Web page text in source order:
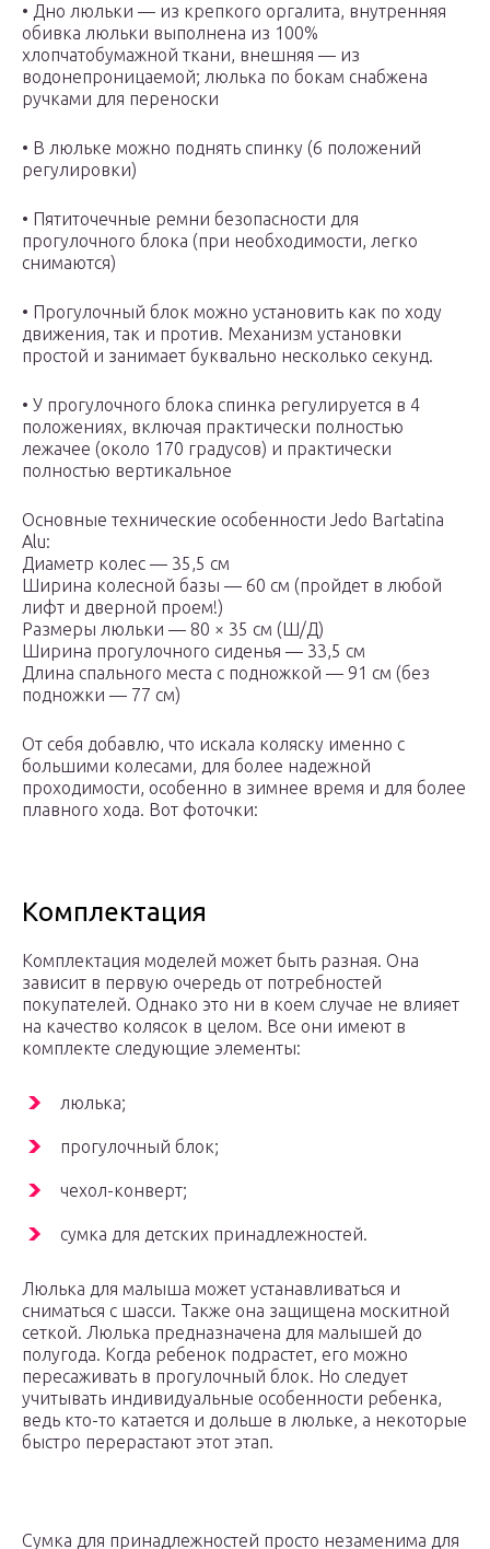
• Дно люльки — из крепкого оргалита, внутренняя
обивка люльки выполнена из 100%
хлопчатобумажной ткани, внешняя — из
водонепроницаемой; люлька по бокам снабжена
ручками для переноски
• В люльке можно поднять спинку (6 положений
регулировки)
• Пятиточечные ремни безопасности для
прогулочного блока (при необходимости, легко
снимаются)
• Прогулочный блок можно установить как по ходу
движения, так и против. Механизм установки
простой и занимает буквально несколько секунд.
• У прогулочного блока спинка регулируется в 4
положениях, включая практически полностью
лежачее (около 170 градусов) и практически
полностью вертикальное
Основные технические особенности Jedo Bartatina
Alu:
Диаметр колес — 35,5 см
Ширина колесной базы — 60 см (пройдет в любой
лифт и дверной проем!)
Размеры люльки — 80 × 35 см (Ш/Д)
Ширина прогулочного сиденья — 33,5 см
Длина спального места с подножкой — 91 см (без
подножки — 77 см)
От себя добавлю, что искала коляску именно с
большими колесами, для более надежной
проходимости, особенно в зимнее время и для более
плавного хода. Вот фоточки:
Комплектация
Комплектация моделей может быть разная. Она
зависит в первую очередь от потребностей
покупателей. Однако это ни в коем случае не влияет
на качество колясок в целом. Все они имеют в
комплекте следующие элементы:
люлька;
прогулочный блок;
чехол-конверт;
сумка для детских принадлежностей.
Люлька для малыша может устанавливаться и
сниматься с шасси. Также она защищена москитной
сеткой. Люлька предназначена для малышей до
полугода. Когда ребенок подрастет, его можно
пересаживать в прогулочный блок. Но следует
учитывать индивидуальные особенности ребенка,
ведь кто-то катается и дольше в люльке, а некоторые
быстро перерастают этот этап.
Сумка для принадлежностей просто незаменима для